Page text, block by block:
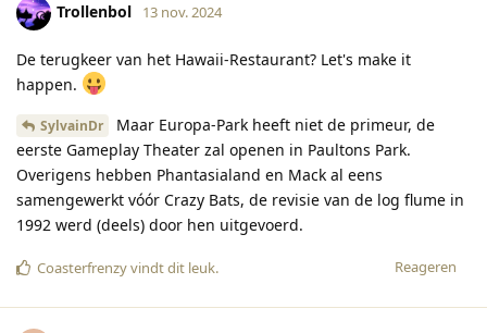
Trollenbol 13 nov. 2024
De terugkeer van het Hawaii-Restaurant? Let's make it
happen.
SylvainDr
Maar Europa-Park heeft niet de primeur, de
eerste Gameplay Theater zal openen in Paultons Park.
Overigens hebben Phantasialand en Mack al eens
samengewerkt vóór Crazy Bats, de revisie van de log flume in
1992 werd (deels) door hen uitgevoerd.
Reageren
Coasterfrenzyvindt dit leuk.